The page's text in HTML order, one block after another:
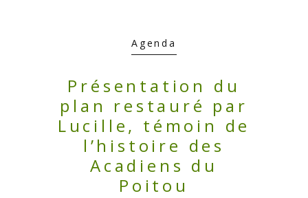
Agenda
Présentation du
plan restauré par
Lucille, témoin de
l’histoire des
Acadiens du
Poitou